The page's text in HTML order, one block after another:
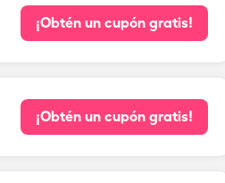
¡Obtén un cupón gratis!
¡Obtén un cupón gratis!